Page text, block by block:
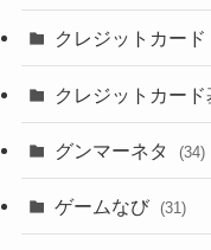
クレジットカー
クレジットカード
グンマーネタ (34)
ゲームなび (31)